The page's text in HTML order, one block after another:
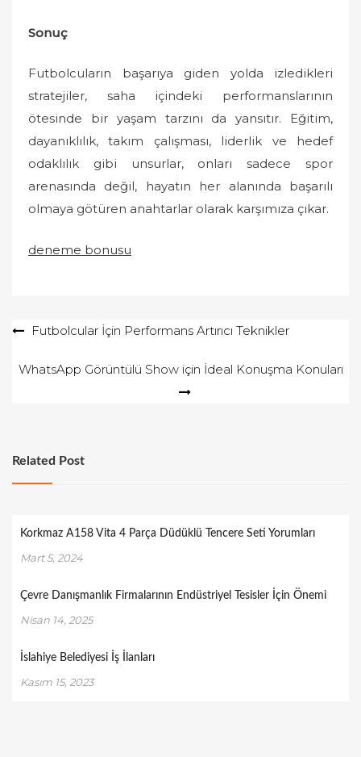
Sonuç
Futbolcuların başarıya giden yolda izledikleri
stratejiler, saha içindeki performanslarının
ötesinde bir yaşam tarzını da yansıtır. Eğitim,
dayanıklılık, takım çalışması, liderlik ve hedef
odaklılık gibi unsurlar, onları sadece spor
arenasında değil, hayatın her alanında başarılı
olmaya götüren anahtarlar olarak karşımıza çıkar.
deneme bonusu
YazıFutbolcular İçin Performans Artırıcı Teknikler
WhatsApp Görüntülü Show için İdeal Konuşma Konuları
Related Post
Korkmaz A158 Vita 4 Parça Düdüklü Tencere Seti Yorumları
Mart 5, 2024
Çevre Danışmanlık Firmalarının Endüstriyel Tesisler İçin Önemi
Nisan 14, 2025
İslahiye Belediyesi İş İlanları
Kasım 15, 2023